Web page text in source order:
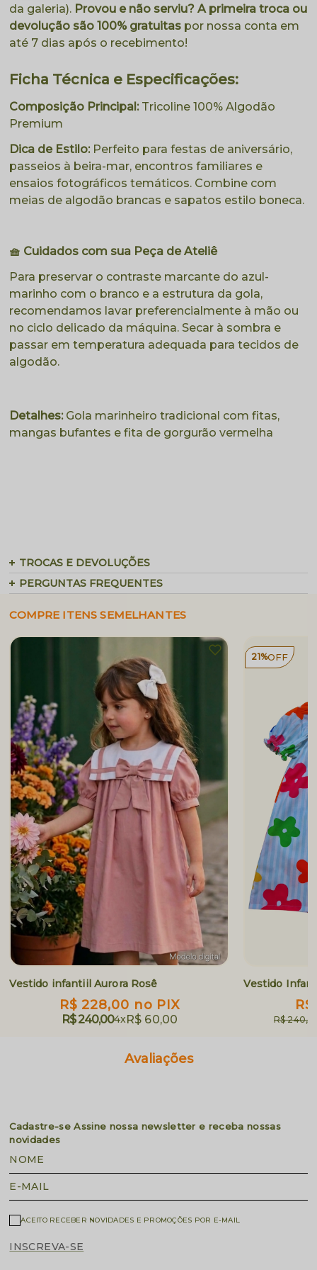
da galeria). Provou e não serviu? A primeira troca ou
devolução são 100% gratuitas por nossa conta em
até 7 dias após o recebimento!
Ficha Técnica e Especificações:
Composição Principal:Tricoline 100% Algodão
Premium
Detalhes:Gola marinheiro tradicional com fitas,
mangas bufantes e fita de gorgurão vermelha
Dica de Estilo:Perfeito para festas de aniversário,
passeios à beira-mar, encontros familiares e
ensaios fotográficos temáticos. Combine com
meias de algodão brancas e sapatos estilo boneca.
🧺 Cuidados com sua Peça de Ateliê
Para preservar o contraste marcante do azul-
marinho com o branco e a estrutura da gola,
recomendamos lavar preferencialmente à mão ou
no ciclo delicado da máquina. Secar à sombra e
passar em temperatura adequada para tecidos de
algodão.
PERGUNTAS FREQUENTES
TROCAS E DEVOLUÇÕES
COMPRE ITENS SEMELHANTES
Vestido infantiil Aurora Rosê
R$ 228,00 no PIX
R$ 240,004xR$ 60,00
21%OFF
Vestido
R$
Avaliações
Cadastre-seAssine nossa newsletter e receba nossas
novidades
NOME
E-MAIL
INSCREVA-SE
ACEITO RECEBER NOVIDADES E PROMOÇÕES POR E-MAIL